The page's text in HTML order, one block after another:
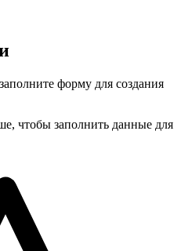
форму для создания
чтобы заполнить данные для